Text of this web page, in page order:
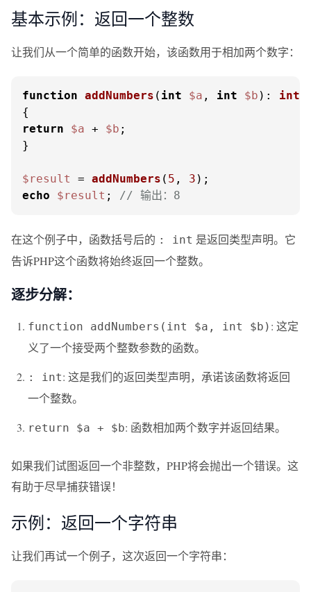
基本示例：返回一个整数
让我们从一个简单的函数开始，该函数用于相加两个数字：
function addNumbers ( int $a , int $b ): int
return
$a + $b ;
}
$result = addNumbers ( 5 , 3
echo
$result ; // 输出：8
在这个例子中，函数括号后的 : int 是返回类型声明。它
告诉PHP这个函数将始终返回一个整数。
逐步分解：
function addNumbers(int $a, int $b) : 这定
义了一个接受两个整数参数的函数。
: int: 这是我们的返回类型声明，承诺该函数将返回
一个整数。
return $a + $b: 函数相加两个数字并返回结果。
如果我们试图返回一个非整数，PHP将会抛出一个错误。这
有助于尽早捕获错误！
示例：返回一个字符串
让我们再试一个例子，这次返回一个字符串：